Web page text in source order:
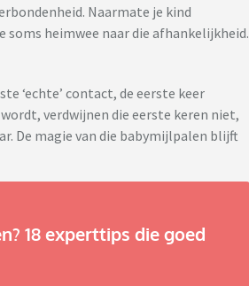
Naarmate je kind
heimwee naar die afhankelijkheid.
‘echte’ contact, de eerste keer
verdwijnen die eerste keren niet,
De magie van die babymijlpalen blijft
18 experttips die goed